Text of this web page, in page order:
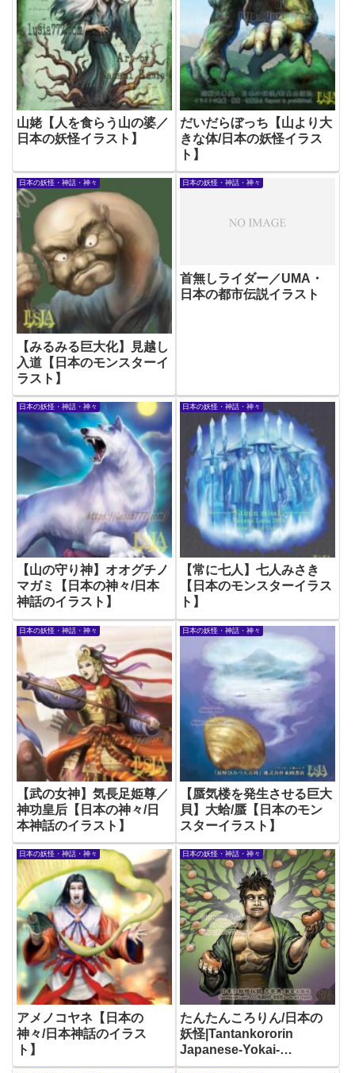
山姥【人を食らう山の婆／
日本の妖怪イラスト】
だいだらぼっち【山より大
きな体/日本の妖怪イラス
ト】
日本の妖怪・神話・神々
【みるみる巨大化】見越し
入道【日本のモンスターイ
ラスト】
日本の妖怪・神話・神々
首無しライダー／UMA・
日本の都市伝説イラスト
日本の妖怪・神話・神々
【山の守り神】オオグチノ
マガミ【日本の神々/日本
神話のイラスト】
日本の妖怪・神話・神々
【常に七人】七人みさき
【日本のモンスターイラス
ト】
日本の妖怪・神話・神々
【武の女神】気長足姫尊／
神功皇后【日本の神々/日
本神話のイラスト】
日本の妖怪・神話・神々
【蜃気楼を発生させる巨大
貝】大蛤/蜃【日本のモン
スターイラスト】
日本の妖怪・神話・神々
アメノコヤネ【日本の
神々/日本神話のイラス
ト】
日本の妖怪・神話・神々
たんたんころりん/日本の
妖怪|Tantankororin
Japanese-Yokai-
Illustration